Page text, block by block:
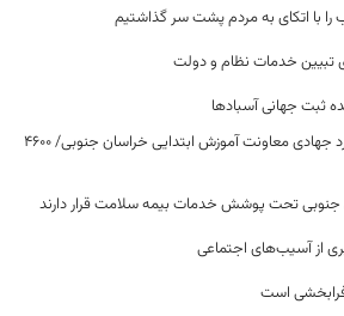
با اتکای به مردم پشت سر گذاشتیم
تبیین خدمات نظام و دولت
ثبت جهانی آسبادها
تقدیر مقام عالی وزارت از عملکرد جهادی معاونت آموزش ابتدایی خراسان جنوبی/ ۴۶۰۰
از آسیب‌های اجتماعی
است